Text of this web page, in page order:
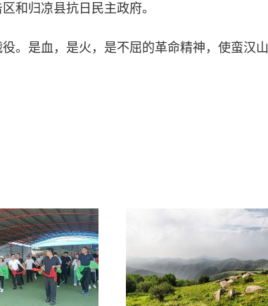
和归凉县抗日民主政府。
。是血，是火，是不屈的革命精神，使蛮汉山